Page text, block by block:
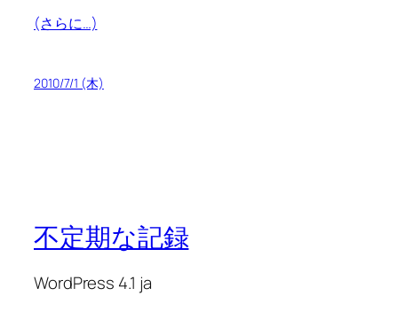
(さらに…)
2010/7/1 (木)
不定期な記録
WordPress 4.1 ja